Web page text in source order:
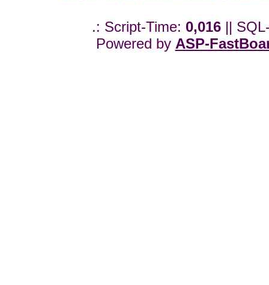
.: Script-Time: 0,016 ||
Powered by ASP-